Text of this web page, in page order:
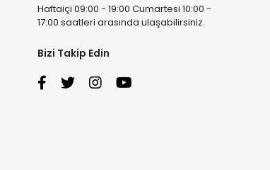
Haftaiçi 09:00 - 19:00 Cumartesi 10:00 -
17:00 saatleri arasında ulaşabilirsiniz.
Bizi Takip Edin